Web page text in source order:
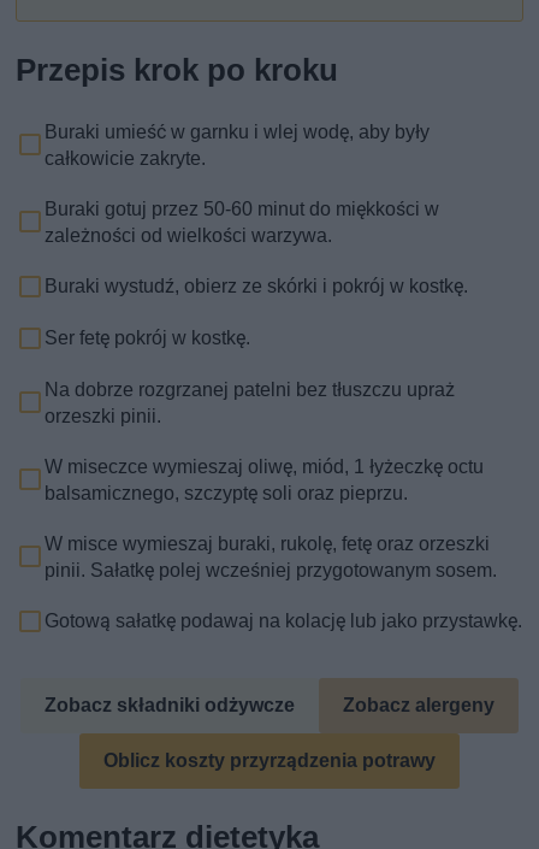
Przepis krok po kroku
Buraki umieść w garnku i wlej wodę, aby były
całkowicie zakryte.
Buraki gotuj przez 50-60 minut do miękkości w
zależności od wielkości warzywa.
Buraki wystudź, obierz ze skórki i pokrój w kostkę.
Ser fetę pokrój w kostkę.
Na dobrze rozgrzanej patelni bez tłuszczu upraż
orzeszki pinii.
W miseczce wymieszaj oliwę, miód, 1 łyżeczkę octu
balsamicznego, szczyptę soli oraz pieprzu.
W misce wymieszaj buraki, rukolę, fetę oraz orzeszki
pinii. Sałatkę polej wcześniej przygotowanym sosem.
Gotową sałatkę podawaj na kolację lub jako przystawkę.
Zobacz składniki odżywcze Zobacz alergeny
Oblicz koszty przyrządzenia potrawy
Komentarz dietetyka